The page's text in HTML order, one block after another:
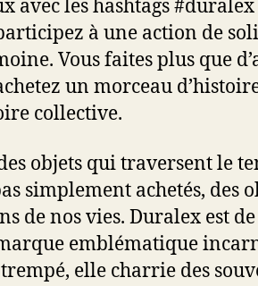
avec les hashtags
à une action de
Vous faites plus que
un morceau
collective.
objets qui traversent le
simplement achetés, des
de nos vies. Duralex est
emblématique
elle charrie des